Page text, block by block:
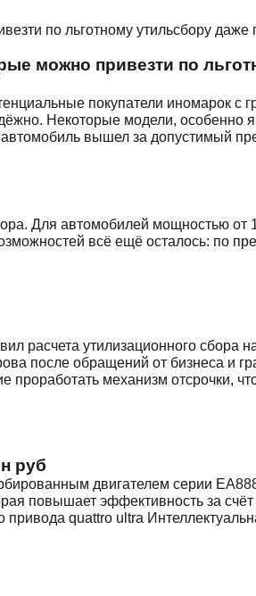
можно привезти по
покупатели иномарок с
Некоторые модели,
автомобиль вышел за допустимый
Для автомобилей мощностью от
всё ещё осталось: по
расчета утилизационного сбора
после обращений от бизнеса и
проработать механизм отсрочки,
руб
двигателем серии
повышает эффективность за
quattro ultra